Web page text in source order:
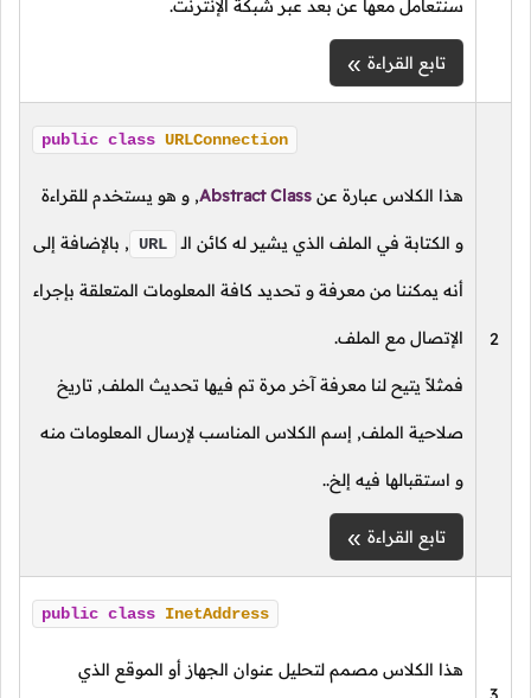
سنتعامل معها عن بعد عبر شبكة الإنترنت.
تابع القراءة
public class URLConnection
هذا الكلاس عبارة عنAbstract Class
,و هو يستخدم للقراءة
و الكتابة في الملف الذي يشير له كائن الـ URL
,بالإضافة إلى
أنه يمكننا من معرفة و تحديد كافة المعلومات المتعلقة بإجراء
الإتصال مع الملف.
فمثلاً يتيح لنا معرفة آخر مرة تم فيها تحديث الملف, تاريخ
صلاحية الملف, إسم الكلاس المناسب لإرسال المعلومات منه
و استقبالها فيه إلخ..
تابع القراءة
public class InetAddress
هذا الكلاس مصمم لتحليل عنوان الجهاز أو الموقع الذي